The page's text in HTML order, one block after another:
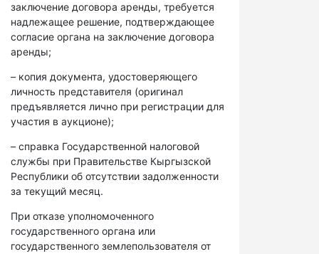
заключение договора аренды, требуется
надлежащее решение, подтверждающее
согласие органа на заключение договора
аренды;
– копия документа, удостоверяющего
личность представителя (оригинал
предъявляется лично при регистрации для
участия в аукционе);
– справка Государственной налоговой
службы при Правительстве Кыргызской
Республики об отсутствии задолженности
за текущий месяц.
При отказе уполномоченного
государственного органа или
государственного землепользователя от